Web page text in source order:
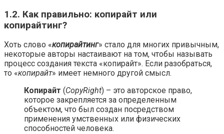
1.2. Как правильно: копирайт или
копирайтинг?
Хоть слово «копирайтинг» стало для многих привычным,
некоторые авторы настаивают на том, чтобы называть
процесс создания текста «копирайт». Если разобраться,
то «копирайт» имеет немного другой смысл.
Копирайт (CopyRight) – это авторское право,
которое закрепляется за определенным
объектом, что был создан посредством
применения умственных или физических
способностей человека.